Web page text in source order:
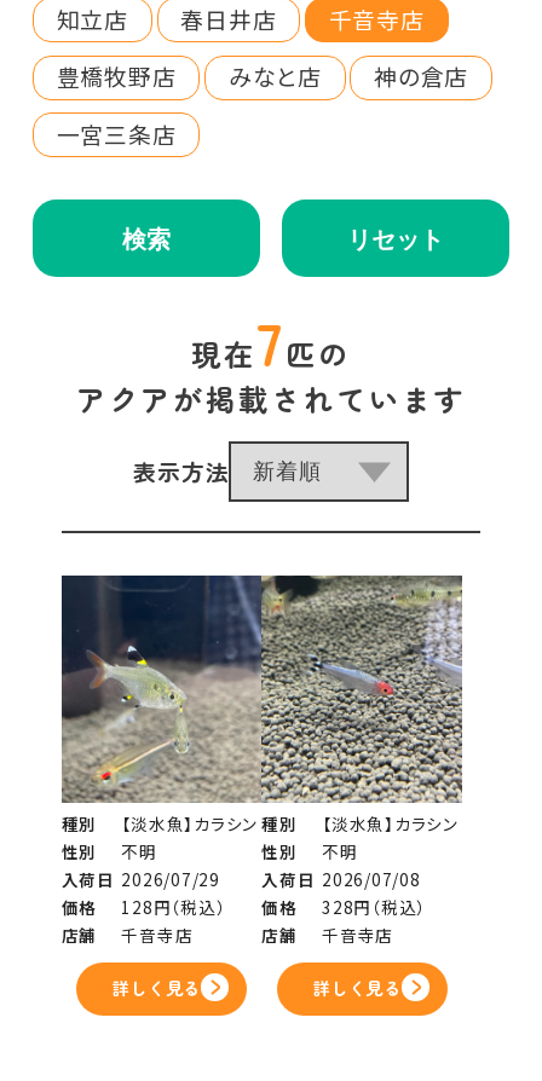
知立店 春日井店
千音寺店
豊橋牧野店
みなと店
神の倉店
一宮三条店
検索 リセット
現在7匹の
アクアが掲載されています
表示方法
種別
【淡水魚】カラシン
性別
不明
入荷日 2026/07/29
価格
128円（税込）
店舗
千音寺店
詳しく見る
種別
【淡水魚】カラシン
性別
不明
入荷日 2026/07/08
価格
328円（税込）
店舗
千音寺店
詳しく見る